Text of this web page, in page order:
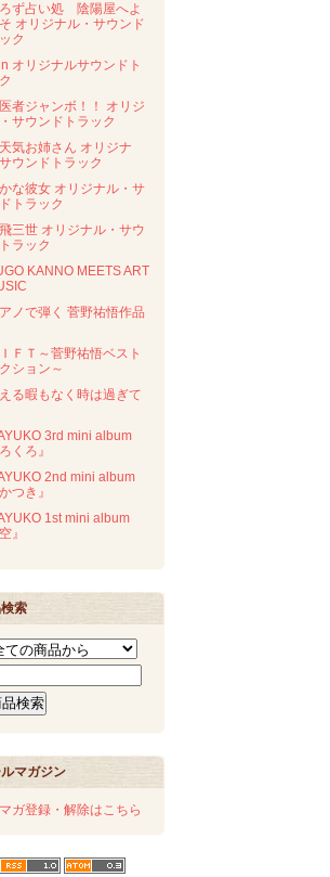
ろず占い処 陰陽屋へよ
オリジナル・サウンド
ク
オリジナルサウンドト
医者ジャンボ！！ オリジ
サウンドトラック
天気お姉さん オリジナ
ウンドトラック
かな彼女 オリジナル・サ
トラック
飛三世 オリジナル・サウ
ラック
KANNO MEETS ART
アノで弾く 菅野祐悟作品
ＩＦＴ～菅野祐悟ベスト
ション～
える暇もなく時は過ぎて
3rd mini album
くろ』
2nd mini album
つき』
1st mini album
』
索
マガジン
ガ登録・解除はこちら